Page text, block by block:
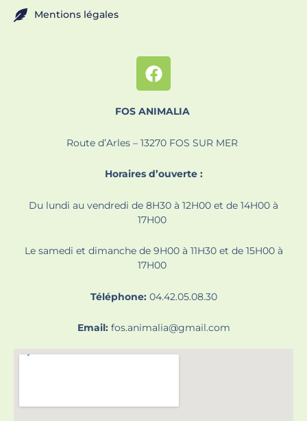
Mentions légales
FOS ANIMALIA
Route d’Arles – 13270 FOS SUR MER
Horaires d’ouverte :
Du lundi au vendredi de 8H30 à 12H00 et de 14H00 à
17H00
Le samedi et dimanche de 9H00 à 11H30 et de 15H00 à
17H00
Téléphone:04.42.05.08.30
Email: fos.animalia@gmail.com